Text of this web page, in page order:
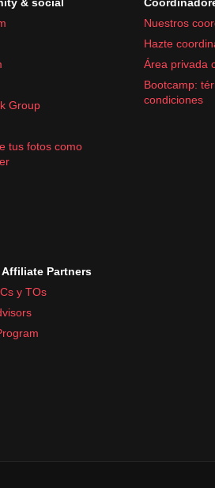
Group
tus fotos como
Nuestros
Hazte
Área privada
Bootcamp:
condiciones
Affiliate Partners
y TOs